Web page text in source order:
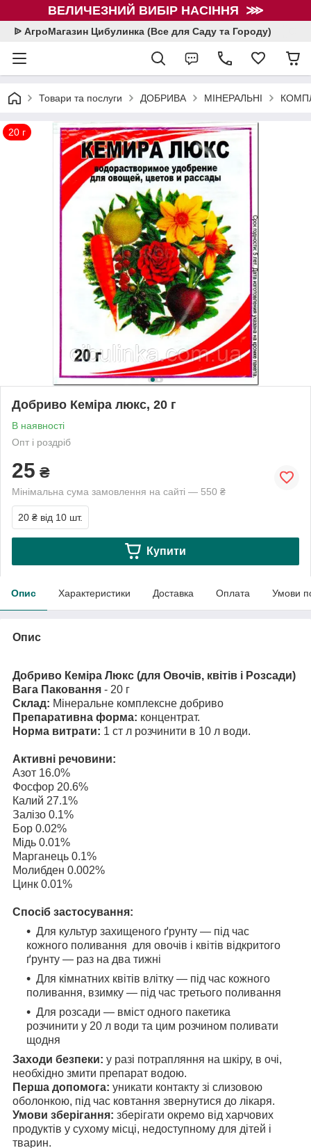
ВЕЛИЧЕЗНИЙ ВИБІР НАСІННЯ ⋙
ᐉ АгроМагазин Цибулинка (Все для Саду та Городу)
Товари та послуги ДОБРИВА МІНЕРАЛЬНІ
20 г
Добриво Кеміра люкс, 20 г
В наявності
Опт і роздріб
25 ₴
Мінімальна сума замовлення на сайті — 550 ₴
20 ₴ від 10 шт.
Купити
Опис Характеристики Доставка Оплата Умови
Опис
Добриво Кеміра Люкс (для Овочів, квітів і Розсади)
Вага Паковання - 20 г
Склад: Мінеральне комплексне добриво
Препаративна форма: концентрат.
Норма витрати: 1 ст л розчинити в 10 л води.
Активні речовини:
Азот 16.0%
Фосфор 20.6%
Калий 27.1%
Залізо 0.1%
Бор 0.02%
Мідь 0.01%
Марганець 0.1%
Молибден 0.002%
Цинк 0.01%
Спосіб застосування:
Для культур захищеного ґрунту — під час
кожного поливання для овочів і квітів відкритого
ґрунту — раз на два тижні
Для кімнатних квітів влітку — під час кожного
поливання, взимку — під час третього поливання
Для розсади — вміст одного пакетика
розчинити у 20 л води та цим розчином поливати
щодня
Заходи безпеки: у разі потрапляння на шкіру, в очі,
необхідно змити препарат водою.
Перша допомога: уникати контакту зі слизовою
оболонкою, під час ковтання звернутися до лікаря.
Умови зберігання: зберігати окремо від харчових
продуктів у сухому місці, недоступному для дітей і
тварин.